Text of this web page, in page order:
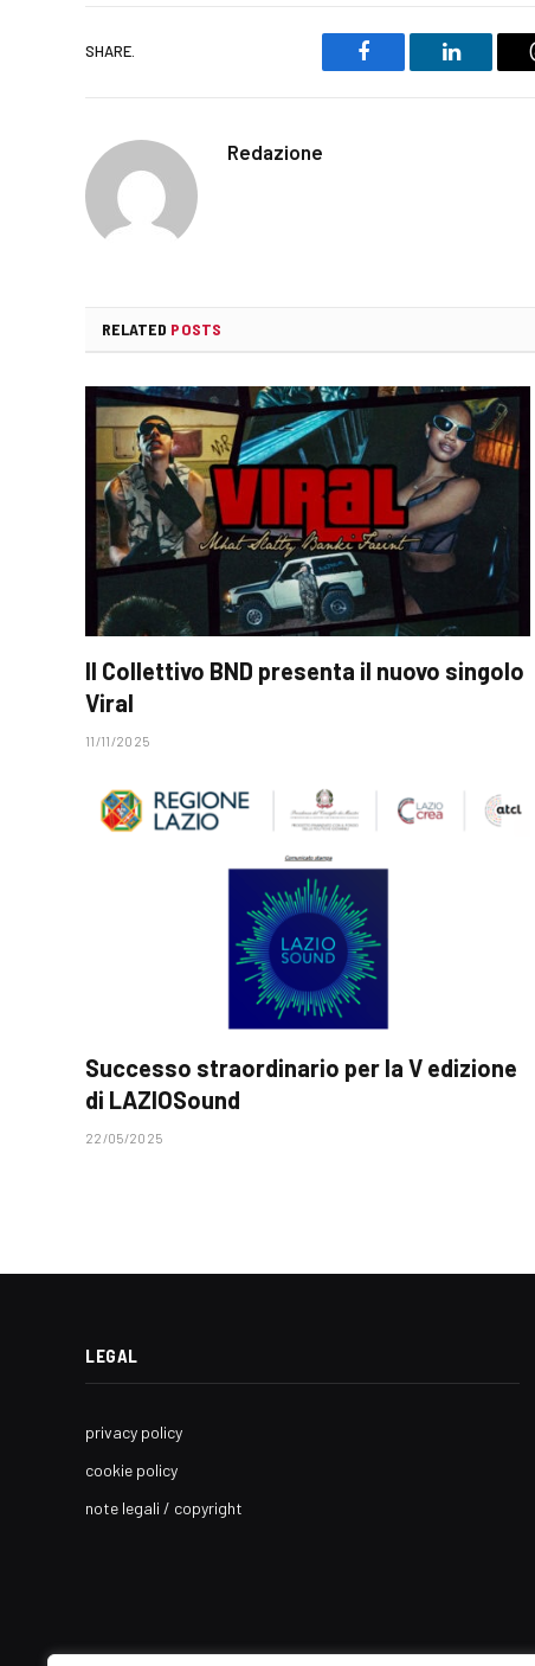
SHARE.
Facebook LinkedIn
Redazione
RELATED POSTS
Il Collettivo BND presenta il nuovo singolo
Viral
11/11/2025
Successo straordinario per la V edizione
di LAZIOSound
22/05/2025
LEGAL
privacy policy
cookie policy
note legali / copyright